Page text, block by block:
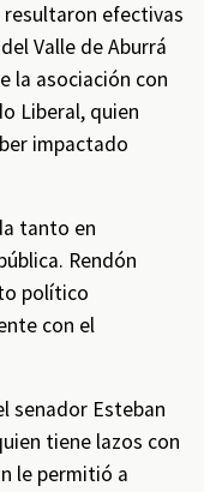
efectivas
Valle de Aburrá
la asociación con
Liberal, quien
impactado
tanto en
Rendón
político
con el
senador Esteban
tiene lazos con
le permitió a